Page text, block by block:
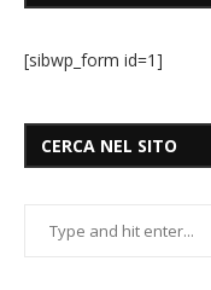
[sibwp_form id=1]
CERCA NEL SITO